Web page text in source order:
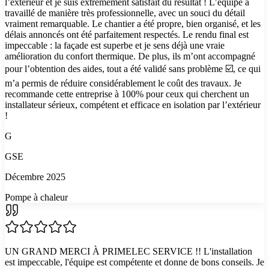
l’extérieur et je suis extrêmement satisfait du résultat ! L’équipe a
travaillé de manière très professionnelle, avec un souci du détail
vraiment remarquable. Le chantier a été propre, bien organisé, et les
délais annoncés ont été parfaitement respectés. Le rendu final est
impeccable : la façade est superbe et je sens déjà une vraie
amélioration du confort thermique. De plus, ils m’ont accompagné
pour l’obtention des aides, tout a été validé sans problème ☑️, ce qui
m’a permis de réduire considérablement le coût des travaux. Je
recommande cette entreprise à 100% pour ceux qui cherchent un
installateur sérieux, compétent et efficace en isolation par l’extérieur
!
G
GSE
Décembre 2025
Pompe à chaleur
UN GRAND MERCI À PRIMELEC SERVICE !! L'installation
est impeccable, l'équipe est compétente et donne de bons conseils. Je